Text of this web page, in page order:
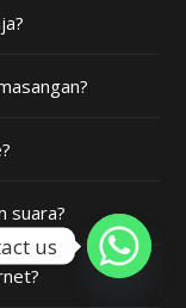
suara?
us